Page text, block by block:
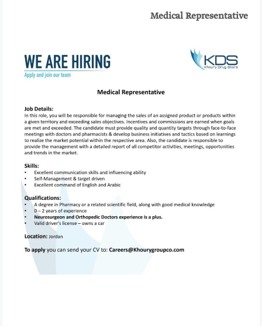
Medical Representative